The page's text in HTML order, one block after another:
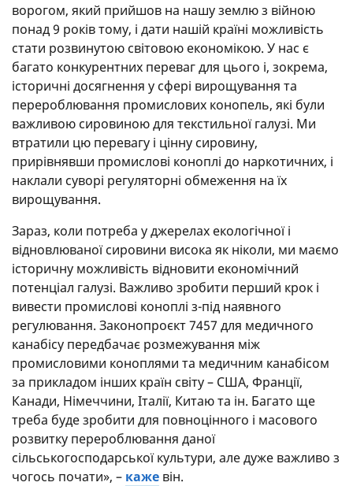
ворогом, який прийшов на нашу землю з війною
понад 9 років тому, і дати нашій країні можливість
стати розвинутою світовою економікою. У нас є
багато конкурентних переваг для цього і, зокрема,
історичні досягнення у сфері вирощування та
перероблювання промислових конопель, які були
важливою сировиною для текстильної галузі. Ми
втратили цю перевагу і цінну сировину,
прирівнявши промислові коноплі до наркотичних, і
наклали суворі регуляторні обмеження на їх
вирощування.
Зараз, коли потреба у джерелах екологічної і
відновлюваної сировини висока як ніколи, ми маємо
історичну можливість відновити економічний
потенціал галузі. Важливо зробити перший крок і
вивести промислові коноплі з-під наявного
регулювання. Законопроєкт 7457 для медичного
канабісу передбачає розмежування між
промисловими коноплями та медичним канабісом
за прикладом інших країн світу – США, Франції,
Канади, Німеччини, Італії, Китаю та ін. Багато ще
треба буде зробити для повноцінного і масового
розвитку перероблювання даної
сільськогосподарської культури, але дуже важливо з
чогось почати», – каже він.